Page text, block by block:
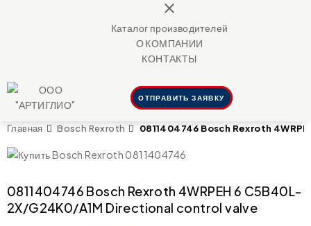
close
Каталог производителей
О КОМПАНИИ
КОНТАКТЫ
ОТПРАВИТЬ ЗАЯВКУ
Главная Bosch Rexroth 0811404746 Bosch Rexroth
0811404746 Bosch Rexroth 4WRPEH 6 C5B40L-
2X/G24K0/A1M Directional control valve